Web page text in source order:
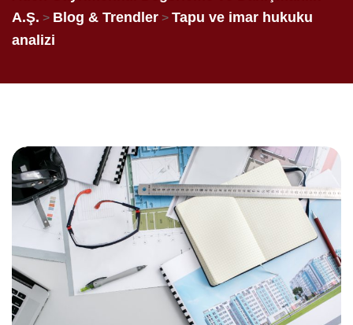
A.Ş. > Blog & Trendler > Tapu ve imar hukuku
analizi